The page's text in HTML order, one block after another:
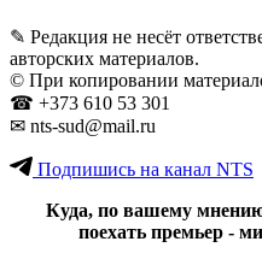
✎ Редакция не несёт
авторских материалов.
© При копировании
☎︎ +373 610 53 301
✉ nts-sud@mail.ru
Подпишись на канал NTS
Куда, по вашему
поехать премьер -